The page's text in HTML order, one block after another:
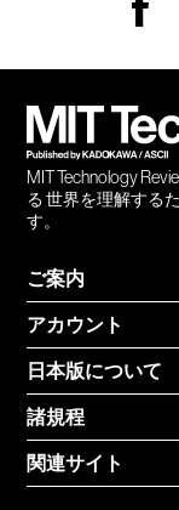
MIT Technology
る 世界を理解する
す。
ご案内
アカウント
日本版について
諸規程
関連サイト